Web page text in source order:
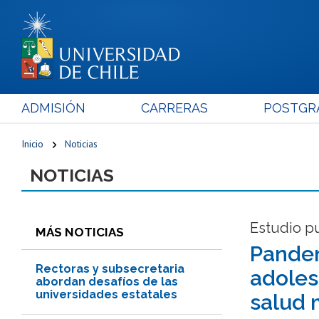
ADMISIÓN CARRERAS
Inicio Noticias
NOTICIAS
MÁS NOTICIAS
Rectoras y subsecretaria
abordan desafíos de las
universidades estatales
Estudio
salud